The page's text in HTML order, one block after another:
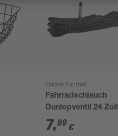
Fischer Fahrrad
Fahrradschlauch
Dunlopventil 24 Zoll
7,99 €